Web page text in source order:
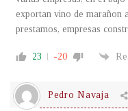
exportan vino de marañon
prestamos, empresas
23 -20
Pedro Navaja